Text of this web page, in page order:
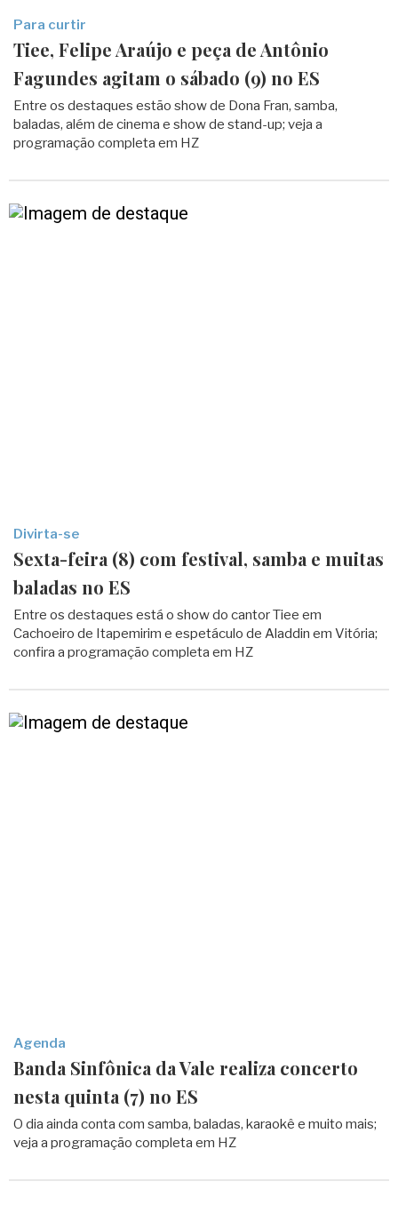
Para curtir
Tiee, Felipe Araújo e peça de Antônio
Fagundes agitam o sábado (9) no ES
Entre os destaques estão show de Dona Fran, samba,
baladas, além de cinema e show de stand-up; veja a
programação completa em HZ
Divirta-se
Sexta-feira (8) com festival, samba e muitas
baladas no ES
Entre os destaques está o show do cantor Tiee em
Cachoeiro de Itapemirim e espetáculo de Aladdin em Vitória;
confira a programação completa em HZ
Agenda
Banda Sinfônica da Vale realiza concerto
nesta quinta (7) no ES
O dia ainda conta com samba, baladas, karaokê e muito mais;
veja a programação completa em HZ